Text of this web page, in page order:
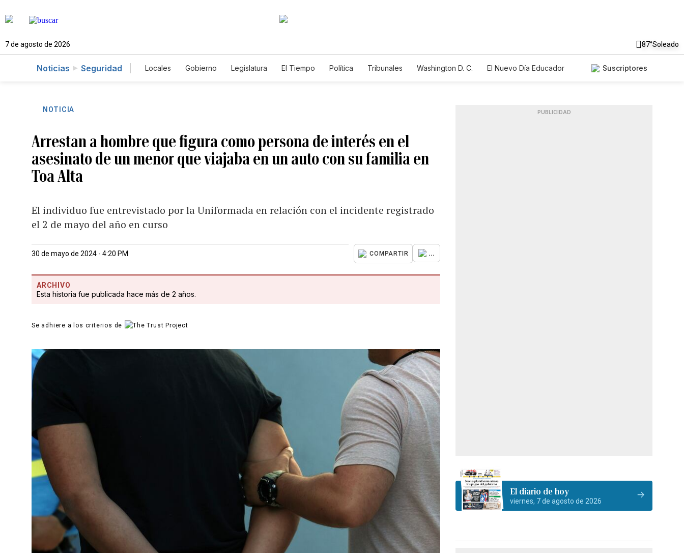
7 de agosto de 2026 87°Soleado
Noticias Seguridad Locales Gobierno Legislatura El Tiempo Política Tribunales Washington D. C.
El Nuevo Día Educador
Suscriptores
NOTICIA
Arrestan a hombre que figura como persona de interés en el
asesinato de un menor que viajaba en un auto con su familia en
Toa Alta
El individuo fue entrevistado por la Uniformada en relación con el incidente registrado
el 2 de mayo del año en curso
30 de mayo de 2024 - 4:20 PM COMPARTIR ...
ARCHIVO
Esta historia fue publicada hace más de 2 años.
Se adhiere a los criterios de
PUBLICIDAD
El diario de hoy
viernes, 7 de agosto de 2026